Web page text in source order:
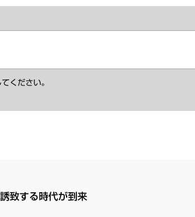
ください。
致する時代が到来